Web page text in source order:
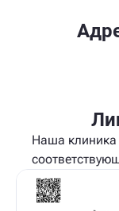
Наша клиника